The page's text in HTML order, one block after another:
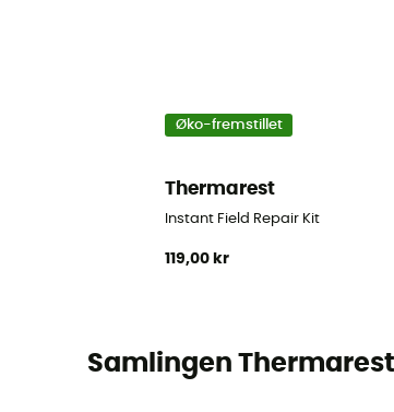
Øko-fremstillet
Thermarest
Instant Field Repair Kit
119,00 kr
Samlingen Thermarest